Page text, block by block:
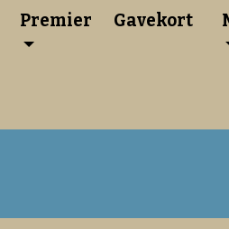
Premier Gavekort